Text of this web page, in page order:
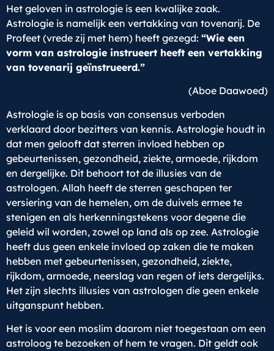
Het geloven in astrologie is een kwalijke zaak.
Astrologie is namelijk een vertakking van tovenarij. De
Profeet (vrede zij met hem) heeft gezegd: “Wie een
vorm van astrologie instrueert heeft een vertakking
van tovenarij geïnstrueerd.”
(Aboe Daawoed)
Astrologie is op basis van consensus verboden
verklaard door bezitters van kennis. Astrologie houdt in
dat men gelooft dat sterren invloed hebben op
gebeurtenissen, gezondheid, ziekte, armoede, rijkdom
en dergelijke. Dit behoort tot de illusies van de
astrologen. Allah heeft de sterren geschapen ter
versiering van de hemelen, om de duivels ermee te
stenigen en als herkenningstekens voor degene die
geleid wil worden, zowel op land als op zee. Astrologie
heeft dus geen enkele invloed op zaken die te maken
hebben met gebeurtenissen, gezondheid, ziekte,
rijkdom, armoede, neerslag van regen of iets dergelijks.
Het zijn slechts illusies van astrologen die geen enkele
uitganspunt hebben.
Het is voor een moslim daarom niet toegestaan om een
astroloog te bezoeken of hem te vragen. Dit geldt ook